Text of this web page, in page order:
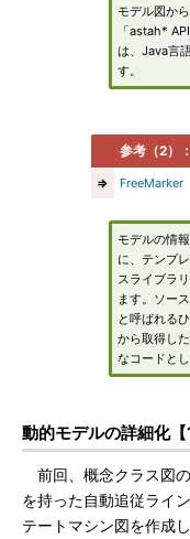
モデル図か
「astah*
は、Java言
す。
参考（2）
⇒ FreeMarker
モデルの情
に、テンプ
スライブラ
ます。ソー
と呼ばれる
から取得し
なコードとし
動的モデルの詳細化【
前回、概念クラス図
を持った自動追従ライ
テートマシン図を作成